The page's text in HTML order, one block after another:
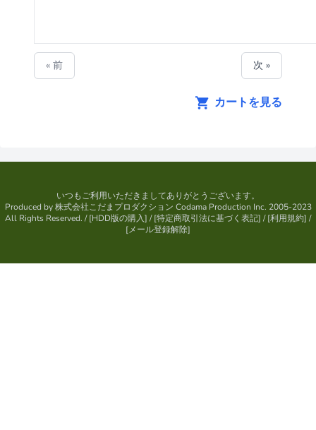
« 前 次 »
カートを見る
いつもご利用いただきましてありがとうございます。
Produced by株式会社こだまプロダクション Codama Production Inc. 2005-2023
All Rights Reserved. / [HDD版の購入] / [特定商取引法に基づく表記] / [利用規約] /
[メール登録解除]